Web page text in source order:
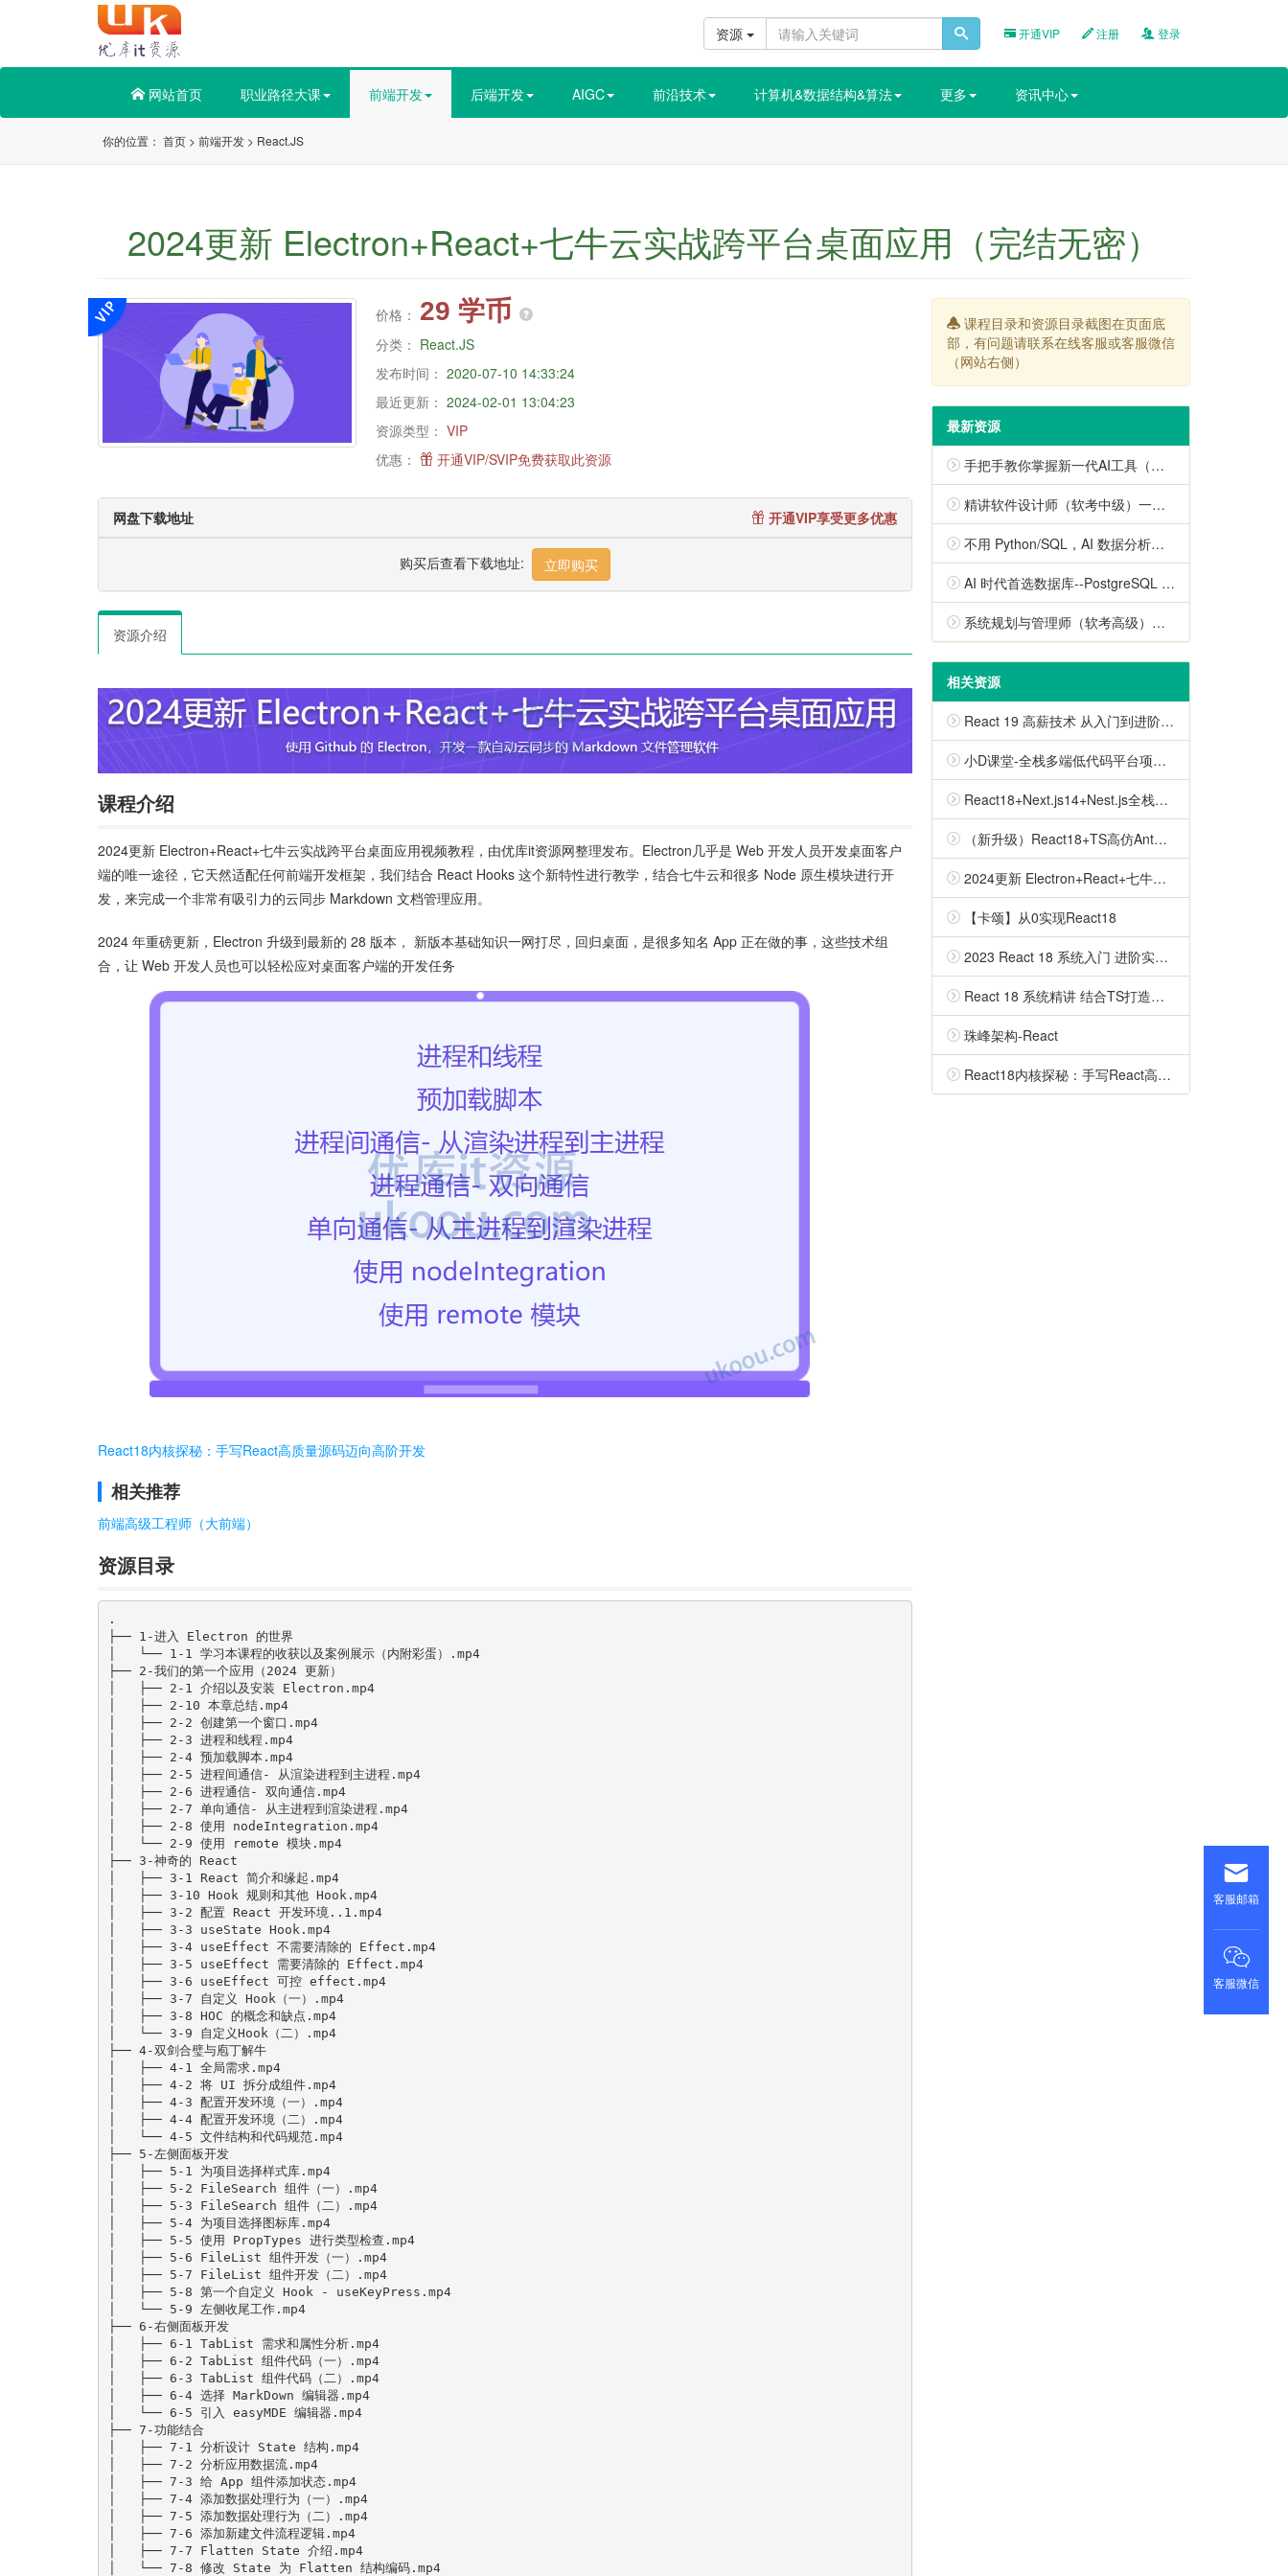
开通VIP 注册 登录
资源
网站首页 职业路径大课 前端开发 后端开发 AIGC 前沿技术 计算机&数据结构&算法 更多 资讯中心
你的位置： 首页 > 前端开发 > React.JS
2024更新 Electron+React+七牛云实战跨平台桌面应用（完结无密）
价格： 29 学币
分类： React.JS
发布时间： 2020-07-10 14:33:24
最近更新： 2024-02-01 13:04:23
资源类型： VIP
优惠：
开通VIP/SVIP免费获取此资源
开通VIP享受更多优惠
网盘下载地址
购买后查看下载地址: 立即购买
资源介绍
课程介绍
2024更新 Electron+React+七牛云实战跨平台桌面应用视频教程，由优库it资源网整理发布。Electron几乎是 Web 开发人员开发桌面客户
端的唯一途径，它天然适配任何前端开发框架，我们结合 React Hooks 这个新特性进行教学，结合七牛云和很多 Node 原生模块进行开
发，来完成一个非常有吸引力的云同步 Markdown 文档管理应用。
2024 年重磅更新，Electron 升级到最新的 28 版本， 新版本基础知识一网打尽，回归桌面，是很多知名 App 正在做的事，这些技术组
合，让 Web 开发人员也可以轻松应对桌面客户端的开发任务
React18内核探秘：手写React高质量源码迈向高阶开发
相关推荐
前端高级工程师（大前端）
资源目录
.
├── 1-进入 Electron 的世界
│   └── 1-1 学习本课程的收获以及案例展示（内附彩蛋）.mp4
├── 2-我们的第一个应用（2024 更新）
│   ├── 2-1 介绍以及安装 Electron.mp4
│   ├── 2-10 本章总结.mp4
│   ├── 2-2 创建第一个窗口.mp4
│   ├── 2-3 进程和线程.mp4
│   ├── 2-4 预加载脚本.mp4
│   ├── 2-5 进程间通信- 从渲染进程到主进程.mp4
│   ├── 2-6 进程通信- 双向通信.mp4
│   ├── 2-7 单向通信- 从主进程到渲染进程.mp4
│   ├── 2-8 使用 nodeIntegration.mp4
│   └── 2-9 使用 remote 模块.mp4
├── 3-神奇的 React
│   ├── 3-1 React 简介和缘起.mp4
│   ├── 3-10 Hook 规则和其他 Hook.mp4
│   ├── 3-2 配置 React 开发环境..1.mp4
│   ├── 3-3 useState Hook.mp4
│   ├── 3-4 useEffect 不需要清除的 Effect.mp4
│   ├── 3-5 useEffect 需要清除的 Effect.mp4
│   ├── 3-6 useEffect 可控 effect.mp4
│   ├── 3-7 自定义 Hook（一）.mp4
│   ├── 3-8 HOC 的概念和缺点.mp4
│   └── 3-9 自定义Hook（二）.mp4
├── 4-双剑合璧与庖丁解牛
│   ├── 4-1 全局需求.mp4
│   ├── 4-2 将 UI 拆分成组件.mp4
│   ├── 4-3 配置开发环境（一）.mp4
│   ├── 4-4 配置开发环境（二）.mp4
│   └── 4-5 文件结构和代码规范.mp4
├── 5-左侧面板开发
│   ├── 5-1 为项目选择样式库.mp4
│   ├── 5-2 FileSearch 组件（一）.mp4
│   ├── 5-3 FileSearch 组件（二）.mp4
│   ├── 5-4 为项目选择图标库.mp4
│   ├── 5-5 使用 PropTypes 进行类型检查.mp4
│   ├── 5-6 FileList 组件开发（一）.mp4
│   ├── 5-7 FileList 组件开发（二）.mp4
│   ├── 5-8 第一个自定义 Hook - useKeyPress.mp4
│   └── 5-9 左侧收尾工作.mp4
├── 6-右侧面板开发
│   ├── 6-1 TabList 需求和属性分析.mp4
│   ├── 6-2 TabList 组件代码（一）.mp4
│   ├── 6-3 TabList 组件代码（二）.mp4
│   ├── 6-4 选择 MarkDown 编辑器.mp4
│   └── 6-5 引入 easyMDE 编辑器.mp4
├── 7-功能结合
│   ├── 7-1 分析设计 State 结构.mp4
│   ├── 7-2 分析应用数据流.mp4
│   ├── 7-3 给 App 组件添加状态.mp4
│   ├── 7-4 添加数据处理行为（一）.mp4
│   ├── 7-5 添加数据处理行为（二）.mp4
│   ├── 7-6 添加新建文件流程逻辑.mp4
│   ├── 7-7 Flatten State 介绍.mp4
│   └── 7-8 修改 State 为 Flatten 结构编码.mp4
课程目录和资源目录截图在页面底
部，有问题请联系在线客服或客服微信
（网站右侧）
最新资源
手把手教你掌握新一代AI工具（已完结）
精讲软件设计师（软考中级）一站式通关课
不用 Python/SQL，AI 数据分析实战课
AI 时代首选数据库--PostgreSQL 入门到进阶实战
系统规划与管理师（软考高级）一站式通关课2026
相关资源
React 19 高薪技术 从入门到进阶（已完结）
小D课堂-全栈多端低代码平台项目大课-系统化掌握React生态体系
React18+Next.js14+Nest.js全栈开发复杂低代码项目（2024升级版，视频+代码+电子书）
（新升级）React18+TS高仿AntD从零到一打造组件库（已完结）
2024更新 Electron+React+七牛云实战跨平台桌面应用（完结无密）
【卡颂】从0实现React18
2023 React 18 系统入门 进阶实战《欢乐购》（已完结）
React 18 系统精讲 结合TS打造旅游电商平台 | 升级版（已完结，视频+代码+电子书）
珠峰架构-React
React18内核探秘：手写React高质量源码迈向高阶开发（高清完结）
客服邮箱
客服微信